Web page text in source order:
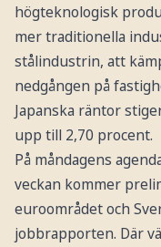
högteknologisk
mer traditionella
stålindustrin, att
nedgången på
Japanska räntor
upp till 2,70 procent.
På måndagens
veckan kommer
euroområdet och
jobbrapporten. Där